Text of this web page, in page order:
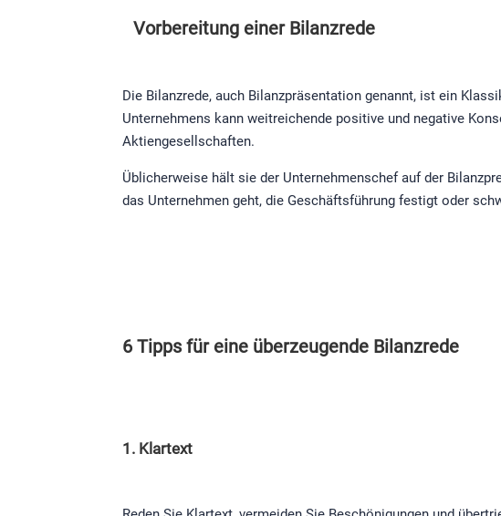
Vorbereitung einer Bilanzrede
Die Bilanzrede, auch Bilanzpräsentation genannt, ist ein
Unternehmens kann weitreichende positive und negative
Aktiengesellschaften.
Üblicherweise hält sie der Unternehmenschef auf der
das Unternehmen geht, die Geschäftsführung festigt oder
6 Tipps für eine überzeugende Bilanzrede
1. Klartext